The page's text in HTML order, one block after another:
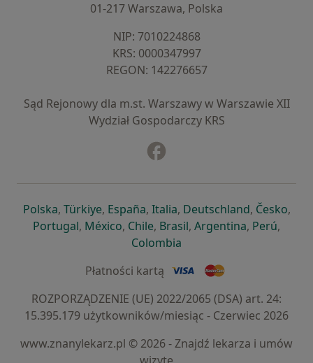
01-217 Warszawa, Polska
NIP: ⁠7010224868
KRS: ⁠0000347997
REGON: ⁠142276657
Sąd Rejonowy dla m.st. Warszawy w Warszawie XII
Wydział Gospodarczy KRS
Polskaotwiera się w nowej karcie
, Türkiyeotwiera się w nowej karcie
, Españaotwiera się w nowej karcie
, Italiaotwiera się w nowej
, Deutschlandotwiera się
, Česko,
Portugalotwiera się w nowej karcie
, Méxicootwiera się w nowej karcie
, Chileotwiera się w nowej karcie
, Brasilotwiera się w nowej
, Argentinaotwiera się
, Perú,
Colombia
Płatności kartą
ROZPORZĄDZENIE (UE) 2022/2065 (DSA) art. 24:
15.395.179 użytkowników/miesiąc - Czerwiec 2026
www.znanylekarz.pl © 2026 - Znajdź lekarza i umów